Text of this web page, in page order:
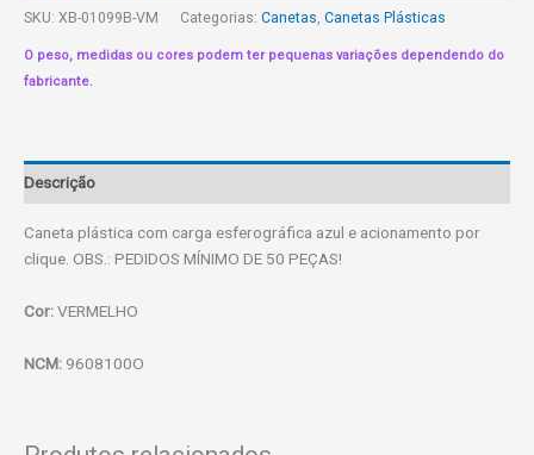
quantidade
SKU: XB-01099B-VM Categorias: Canetas, Canetas Plásticas
O peso, medidas ou cores podem ter pequenas variações dependendo do
fabricante.
Descrição
Caneta plástica com carga esferográfica azul e acionamento por
clique. OBS.: PEDIDOS MÍNIMO DE 50 PEÇAS!
Cor:VERMELHO
NCM: 9608100O